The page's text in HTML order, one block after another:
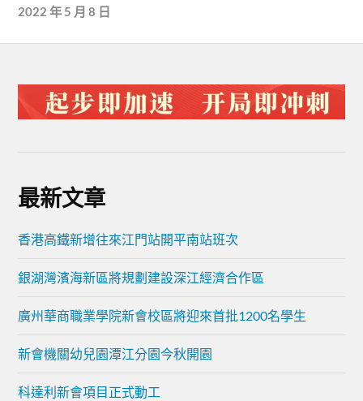
2022 年 5 月 8 日
最新文章
香港高鐵新增往來江門站開平南站班次
銀湖灣濱海新區將規劃建設深江經濟合作區
廣州華商職業學院新會校區將迎來首批1200名學生
新會機關幼兒園潭江分園今秋開園
科達利新會項目正式動工